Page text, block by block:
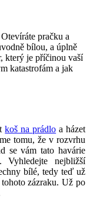
pračku a
bílou, a úplně
který je příčinou vaší
katastrofám a jak
koš na prádlo a házet
tomu, že v rozvrhu
se vám tato havárie
nejbližší
bílé, tedy teď už
zázraku. Už po